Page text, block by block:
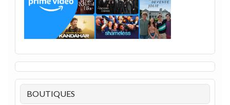
BOUTIQUES